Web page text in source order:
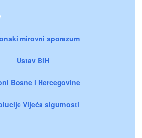
mirovni sporazum
Ustav BiH
Bosne i Hercegovine
Vijeća sigurnosti